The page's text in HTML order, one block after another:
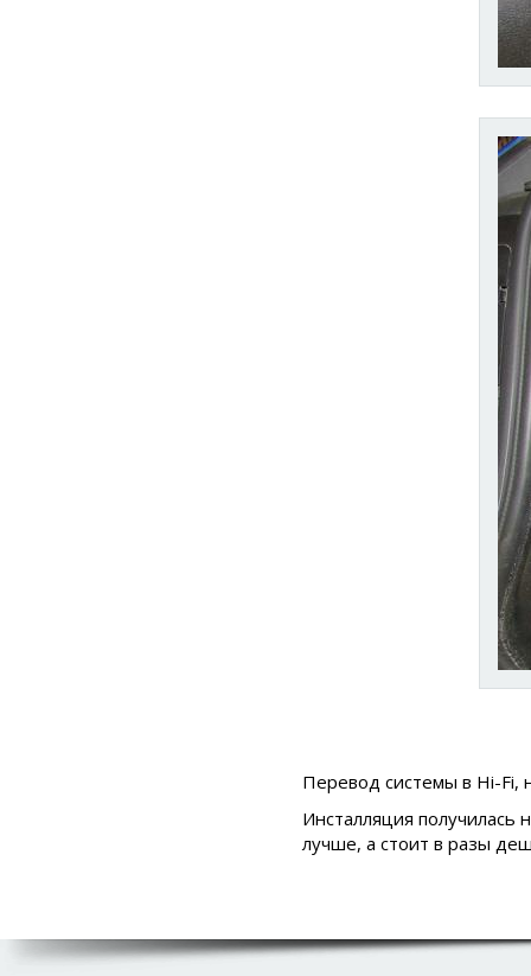
Перевод системы в Hi-Fi,
Инсталляция
лучше, а стоит в разы